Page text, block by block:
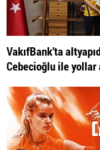
VakıfBank’ta
Cebecioğlu ile yollar